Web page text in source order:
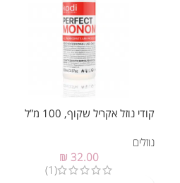
קודי נוזל אקריל שקוף, 100 מ”ל
נוזלים
₪ 32.00
(1)